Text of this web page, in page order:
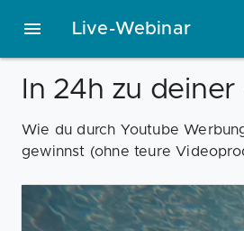
Live-Webinar
In 24h zu
Wie du durch Youtube
gewinnst (ohne teure